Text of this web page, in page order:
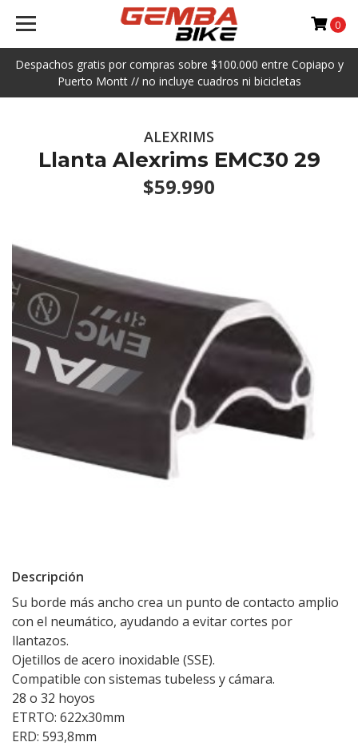
Despachos gratis por compras sobre $100.000 entre Copiapo y
Puerto Montt // no incluye cuadros ni bicicletas
0
ALEXRIMS
Llanta Alexrims EMC30 29
$59.990
Descripción
Su borde más ancho crea un punto de contacto amplio
con el neumático, ayudando a evitar cortes por
llantazos.
Ojetillos de acero inoxidable (SSE).
Compatible con sistemas tubeless y cámara.
28 o 32 hoyos
ETRTO: 622x30mm
ERD: 593,8mm